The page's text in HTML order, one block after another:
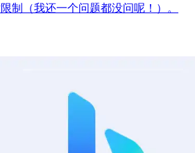
制（我还一个问题都没问呢！）。